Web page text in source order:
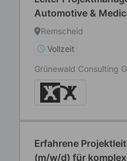
Automotive &
Remscheid
Vollzeit
Grünewald Consulting
Erfahrene
(m/w/d) für